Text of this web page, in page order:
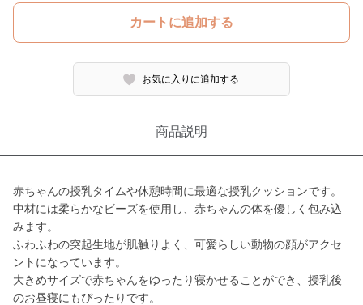
カートに追加する
お気に入りに追加する
商品説明
赤ちゃんの授乳タイムや休憩時間に最適な授乳クッションです。
中材には柔らかなビーズを使用し、赤ちゃんの体を優しく包み込
みます。
ふわふわの突起生地が肌触りよく、可愛らしい動物の顔がアクセ
ントになっています。
大きめサイズで赤ちゃんをゆったり寝かせることができ、授乳後
のお昼寝にもぴったりです。